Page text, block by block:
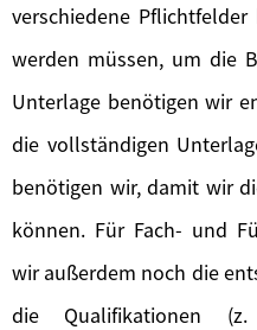
verschiedene
werden müssen, um die
Unterlage benötigen wir
die vollständigen
benötigen wir, damit wir
können. Für Fach- und
wir außerdem noch die
die Qualifikationen